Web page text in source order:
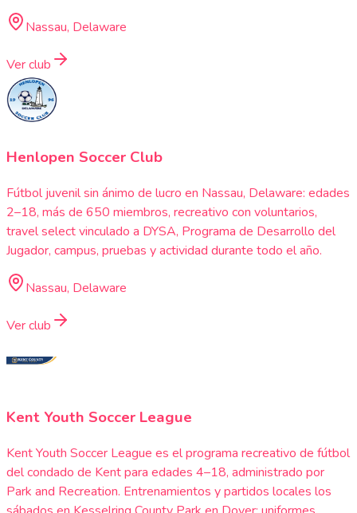
Nassau, Delaware
Ver club
Henlopen Soccer Club
Fútbol juvenil sin ánimo de lucro en Nassau, Delaware: edades
2–18, más de 650 miembros, recreativo con voluntarios,
travel select vinculado a DYSA, Programa de Desarrollo del
Jugador, campus, pruebas y actividad durante todo el año.
Nassau, Delaware
Ver club
Kent Youth Soccer League
Kent Youth Soccer League es el programa recreativo de fútbol
del condado de Kent para edades 4–18, administrado por
Park and Recreation. Entrenamientos y partidos locales los